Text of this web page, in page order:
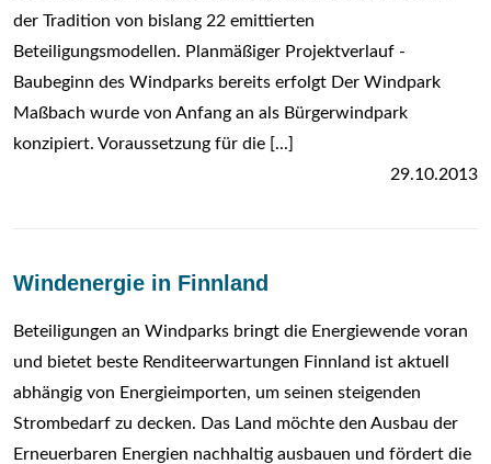
der Tradition von bislang 22 emittierten
Beteiligungsmodellen. Planmäßiger Projektverlauf -
Baubeginn des Windparks bereits erfolgt Der Windpark
Maßbach wurde von Anfang an als Bürgerwindpark
konzipiert. Voraussetzung für die [...]
29.10.2013
Windenergie in Finnland
Beteiligungen an Windparks bringt die Energiewende voran
und bietet beste Renditeerwartungen Finnland ist aktuell
abhängig von Energieimporten, um seinen steigenden
Strombedarf zu decken. Das Land möchte den Ausbau der
Erneuerbaren Energien nachhaltig ausbauen und fördert die